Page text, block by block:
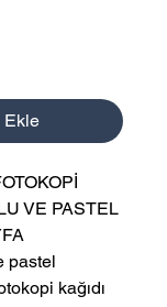
Ekle
VE PASTEL
pastel
kağıdı